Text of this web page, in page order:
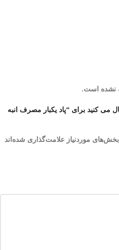
نشده است.
می کنید برای “پاد یکبار مصرف انبه
بخش‌های موردنیاز علامت‌گذاری شده‌اند